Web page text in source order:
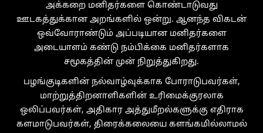
அக்கறை மனிதர்களை கொண்டாடுவது
ஊடகத்துக்கான அறங்களில் ஒன்று. ஆனந்த விகடன்
ஒவ்வோராண்டும் அப்படியான மனிதர்களை
அடையாளம் கண்டு நம்பிக்கை மனிதர்களாக
சமூகத்தின் முன் நிறுத்துகிறது.
பழங்குடிகளின் நல்வாழ்வுக்காக போராடுபவர்கள்,
மாற்றுத்திறனாளிகளின் உரிமைக்குரலாக
ஒலிப்பவர்கள், அதிகார அத்துமீறல்களுக்கு எதிராக
களமாடுபவர்கள், திரைக்கலையை களங்கமில்லாமல்